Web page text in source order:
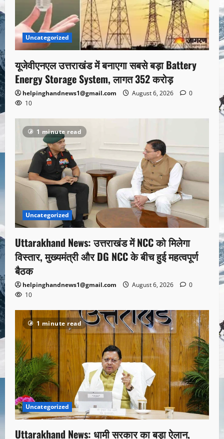
Uncategorized
यूजेवीएनएल उत्तराखंड में बनाएगा सबसे बड़ा Battery
Energy Storage System, लागत 352 करोड़
helpinghandnews1@gmail.com August 6, 2026
0
10
1 minute read
Uncategorized
Uttarakhand News: उत्तराखंड में NCC को मिलेगा
विस्तार, मुख्यमंत्री और DG NCC के बीच हुई महत्वपूर्ण
बैठक
helpinghandnews1@gmail.com August 6, 2026
0
10
1 minute read
Uncategorized
Uttarakhand News: धामी सरकार का बड़ा ऐलान,